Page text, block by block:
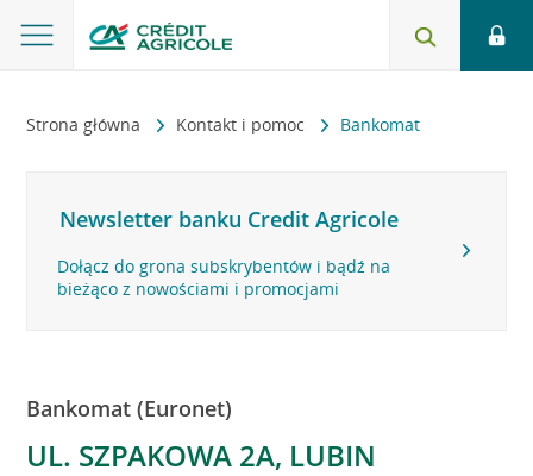
Strona główna Kontakt i pomoc Bankomat
Newsletter banku Credit Agricole
Dołącz do grona subskrybentów i bądź na
bieżąco z nowościami i promocjami
Bankomat (Euronet)
UL. SZPAKOWA 2A, LUBIN